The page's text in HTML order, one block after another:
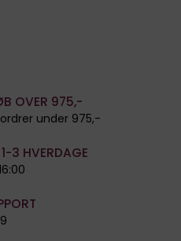
OVER 975,-
under 975,-
3 HVERDAGE